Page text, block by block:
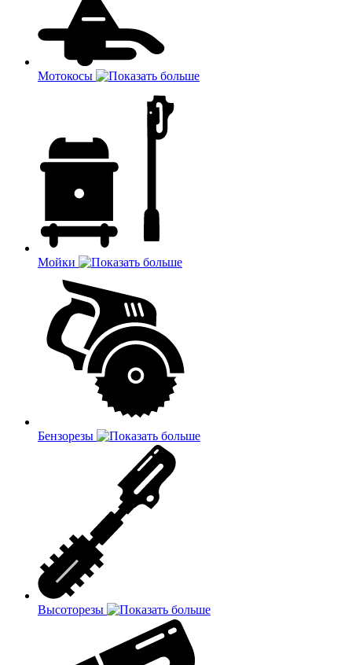
Мотокосы
Мойки
Бензорезы
Высоторезы